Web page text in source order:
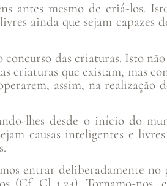
antes mesmo de criá-los.
ainda que sejam capazes
concurso das criaturas. Isto
criaturas que existam, mas
assim, na realização
lhes desde o início do
causas inteligentes e
entrar deliberadamente no